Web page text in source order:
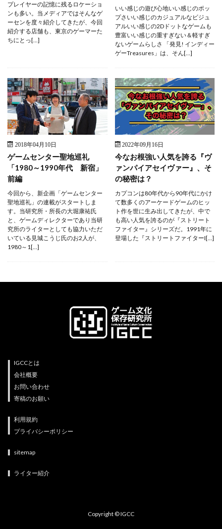
プレイヤーの記憶に残るロケーショ
ンも多い。当メディアではそんなゲ
ーセンを度々紹介してきたが、今回
紹介する店舗も、東京のゲーマーた
ちにとっ[…]
いい感じの遊び心地いい感じのポッ
プさいい感じのカジュアルなビジュ
アルいい感じの2Dドットなゲームも
豊富いい感じの重すぎない＆軽すぎ
ないゲームらしさ 「発見! インディー
ゲーTreasures」は、そん[…]
2018年04月10日
ゲームセンター聖地巡礼
「1980～1990年代 新宿」
前編
今回から、新企画「ゲームセンター
聖地巡礼」の連載がスタートしま
す。当研究所・所長の大堀康祐氏
と、ゲームディレクターであり当研
究所のライターとしても協力いただ
いている見城こうじ氏のお2人が、
1980～1[…]
2022年09月16日
今なお根強い人気を誇る『ヴ
ァンパイアセイヴァー』、そ
の秘密は？
カプコンは80年代から90年代にかけ
て数多くのアーケードゲームのヒッ
ト作を世に生み出してきたが、中で
も高い人気を誇るのが『ストリート
ファイター』シリーズだ。1991年に
登場した『ストリートファイターI[…]
IGCCとは
会社概要
お問い合わせ
寄稿のお願い
利用規約
プライバシーポリシー
sitemap
ライター紹介
Copyright © IGCC